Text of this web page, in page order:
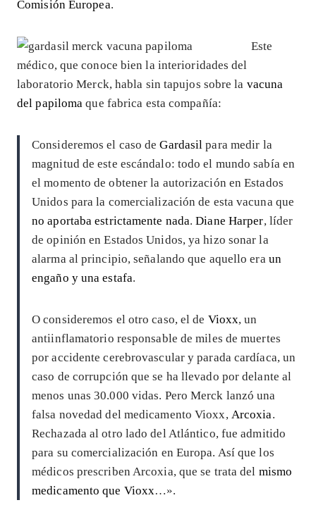
Comisión Europea.
Este
médico, que conoce bien la interioridades del
laboratorio Merck, habla sin tapujos sobre la vacuna
del papiloma que fabrica esta compañía:
Consideremos el caso deGardasil para medir la
magnitud de este escándalo: todo el mundo sabía en
el momento de obtener la autorización en Estados
Unidos para la comercialización de esta vacuna que
no aportaba estrictamente nada.Diane Harper, líder
de opinión en Estados Unidos, ya hizo sonar la
alarma al principio, señalando que aquello era un
engaño y una estafa.
O consideremos el otro caso, el de Vioxx, un
antiinflamatorio responsable de miles de muertes
por accidente cerebrovascular y parada cardíaca, un
caso de corrupción que se ha llevado por delante al
menos unas 30.000 vidas. Pero Merck lanzó una
falsa novedad del medicamento Vioxx, Arcoxia.
Rechazada al otro lado del Atlántico, fue admitido
para su comercialización en Europa. Así que los
médicos prescriben Arcoxia, que se trata del mismo
medicamento que Vioxx…».